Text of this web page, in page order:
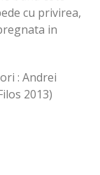
cu privirea,
in
: Andrei
2013)